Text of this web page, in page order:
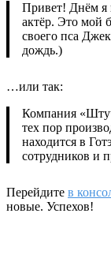
Привет! Днём я
актёр. Это мой
своего пса
дождь.)
…или так:
Компания
тех пор
находится в
сотрудников и
Перейдите в
новые. Успехов!